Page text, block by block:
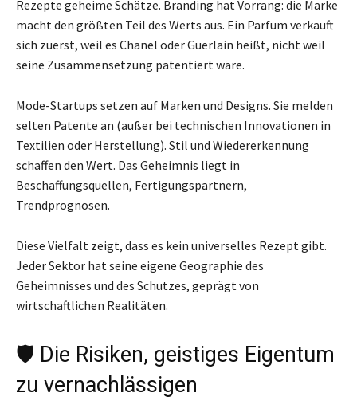
Rezepte geheime Schätze. Branding hat Vorrang: die Marke
macht den größten Teil des Werts aus. Ein Parfum verkauft
sich zuerst, weil es Chanel oder Guerlain heißt, nicht weil
seine Zusammensetzung patentiert wäre.
Mode-Startups setzen auf Marken und Designs. Sie melden
selten Patente an (außer bei technischen Innovationen in
Textilien oder Herstellung). Stil und Wiedererkennung
schaffen den Wert. Das Geheimnis liegt in
Beschaffungsquellen, Fertigungspartnern,
Trendprognosen.
Diese Vielfalt zeigt, dass es kein universelles Rezept gibt.
Jeder Sektor hat seine eigene Geographie des
Geheimnisses und des Schutzes, geprägt von
wirtschaftlichen Realitäten.
🛡️ Die Risiken, geistiges Eigentum
zu vernachlässigen